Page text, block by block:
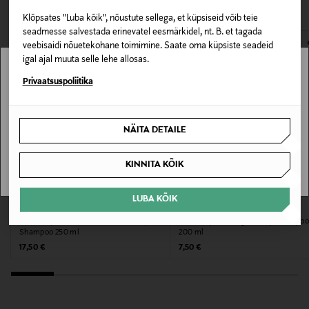
Klõpsates "Luba kõik", nõustute sellega, et küpsiseid võib teie
seadmesse salvestada erinevatel eesmärkidel, nt. B. et tagada
veebisaidi nõuetekohane toimimine. Saate oma küpsiste seadeid
igal ajal muuta selle lehe allosas.
Privaatsuspoliitika
NÄITA DETAILE
KINNITA KÕIK
LUBA KÕIK
NOCOL
Suurus
Butane, Alcohol Denat., Propane, Oryza Sativa (Rice)
Starch, Panthenol, Aqua (Water), Magnesium
Stearate, Isopropyl Palmitate, Cetrimonium Chloride,
Citric Acid.
Tootjamaa
HIINA
avamata originaalpakendis.
E-POE TAGASTUSED
Shampoo 250 ml
Original Price
17,50 €
Kuivšampoon Original Dry Shampoo
200 ml
Original Price
7,50 €
Stockmann pole Sinu riigis saadaval.
SAAN ARU